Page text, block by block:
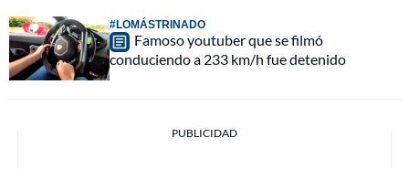
#LOMÁSTRINADO
Famoso youtuber que se filmó
conduciendo a 233 km/h fue detenido
PUBLICIDAD